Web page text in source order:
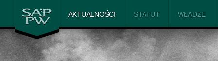
SAiP PW
AKTUALNOŚCI STATUT WŁADZE